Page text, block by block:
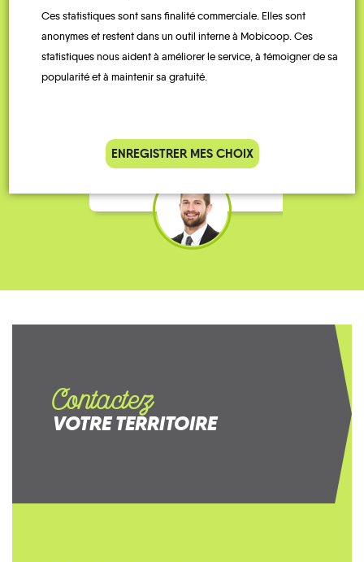
Je vais bosser en train, mais le
parking de la gare est toujours
complet alors j’ai testé Rezo
Stéphane 36 ans
Contactez
VOTRE TERRITOIRE
Ces statistiques sont sans finalité commerciale. Elles sont
anonymes et restent dans un outil interne à Mobicoop. Ces
statistiques nous aident à améliorer le service, à témoigner de sa
popularité et à maintenir sa gratuité.
ENREGISTRER MES CHOIX